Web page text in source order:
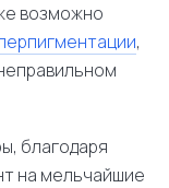
возможно
,
благодаря
на мельчайшие